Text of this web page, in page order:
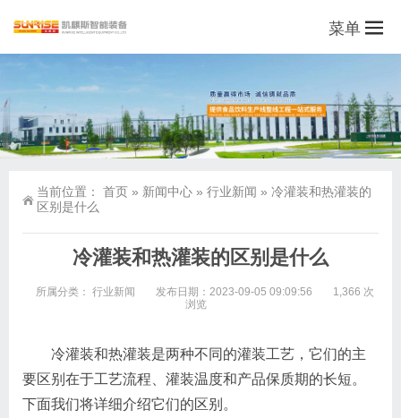
菜单
当前位置： 首页 » 新闻中心 » 行业新闻 » 冷灌装和热灌装的
区别是什么
冷灌装和热灌装的区别是什么
所属分类： 行业新闻 发布日期：2023-09-05 09:09:56
1,366 次
浏览
冷灌装和热灌装是两种不同的灌装工艺，它们的主
要区别在于工艺流程、灌装温度和产品保质期的长短。
下面我们将详细介绍它们的区别。